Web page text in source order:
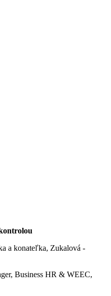
a konateľka, Zukalová -
Business HR & WEEC,